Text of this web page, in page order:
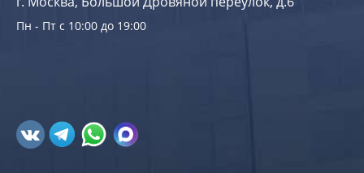
Пн - Пт с 10:00 до 19:00